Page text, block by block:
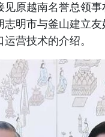
原越南名誉总领
明市与釜山建立
营技术的介绍。